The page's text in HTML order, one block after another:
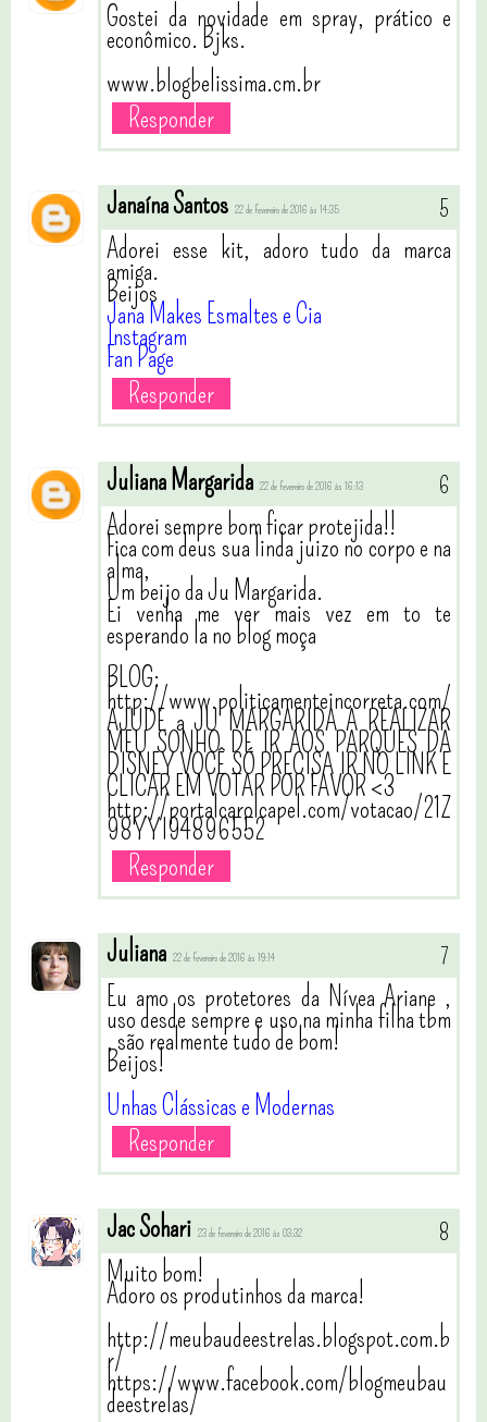
Gostei da novidade em spray, prático e
econômico. Bjks.
www.blogbelissima.cm.br
Responder
Janaína Santos 22 de fevereiro de 2016 às 14:35
Adorei esse kit, adoro tudo da marca
amiga.
Beijos
Jana Makes Esmaltes e Cia
Instagram
Fan Page
Responder
Juliana Margarida 22 de fevereiro de 2016 às 16:13
Adorei sempre bom ficar protejida!!
Fica com deus sua linda juizo no corpo e na
alma,
Um beijo da Ju Margarida.
Ei venha me ver mais vez em to te
esperando la no blog moça
BLOG:
http://www.politicamenteincorreta.com/
AJUDE a JU MARGARIDA A REALIZAR
MEU SONHO DE IR AOS PARQUES DA
DISNEY VOCÊ SÓ PRECISA IR NO LINK E
CLICAR EM VOTAR POR FAVOR <3
http://portalcarolcapel.com/votacao/21Z
98YYI94896552
Responder
Juliana 22 de fevereiro de 2016 às 19:14
Eu amo os protetores da Nívea Ariane ,
uso desde sempre e uso na minha filha tbm
, são realmente tudo de bom!
Beijos!
Unhas Clássicas e Modernas
Responder
Jac Sohari 23 de fevereiro de 2016 às 03:32
Muito bom!
Adoro os produtinhos da marca!
http://meubaudeestrelas.blogspot.com.b
r/
https://www.facebook.com/blogmeubau
deestrelas/